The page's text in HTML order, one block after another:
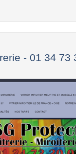
- 01 34 73